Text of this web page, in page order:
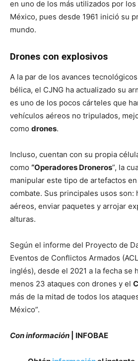
en uno de los más utilizados por
México, pues desde 1961 inició su
mundo.
Drones con explosivos
A la par de los avances
bélica, el CJNG ha actualizado su
es uno de los pocos cárteles que
vehículos aéreos no tripulados,
como drones.
Incluso, cuentan con su propia
como “Operadores Droneros”, la
manipular este tipo de artefactos
combate. Sus principales usos son:
aéreos, enviar paquetes y arrojar
alturas.
Según el informe del Proyecto de
Eventos de Conflictos Armados
inglés), desde el 2021 a la fecha se
menos 23 ataques con drones y el
más de la mitad de todos los
México”.
Con información | INFOBAE